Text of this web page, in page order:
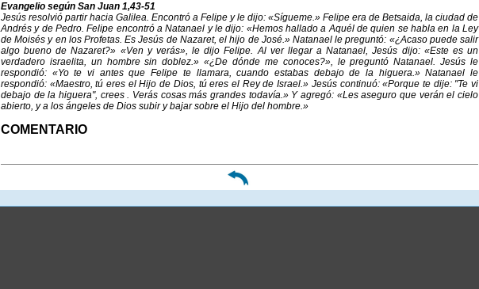
Evangelio según San Juan 1,43-51
Jesús resolvió partir hacia Galilea. Encontró a Felipe y le dijo: «Sígueme.» Felipe era de Betsaida, la ciudad de
Andrés y de Pedro. Felipe encontró a Natanael y le dijo: «Hemos hallado a Aquél de quien se habla en la Ley
de Moisés y en los Profetas. Es Jesús de Nazaret, el hijo de José.» Natanael le preguntó: «¿Acaso puede salir
algo bueno de Nazaret?» «Ven y verás», le dijo Felipe. Al ver llegar a Natanael, Jesús dijo: «Este es un
verdadero israelita, un hombre sin doblez.» «¿De dónde me conoces?», le preguntó Natanael. Jesús le
respondió: «Yo te vi antes que Felipe te llamara, cuando estabas debajo de la higuera.» Natanael le
respondió: «Maestro, tú eres el Hijo de Dios, tú eres el Rey de Israel.» Jesús continuó: «Porque te dije: "Te vi
debajo de la higuera", crees . Verás cosas más grandes todavía.» Y agregó: «Les aseguro que verán el cielo
abierto, y a los ángeles de Dios subir y bajar sobre el Hijo del hombre.»
COMENTARIO